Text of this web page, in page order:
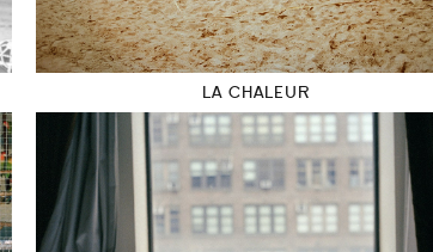
LA CHALEUR